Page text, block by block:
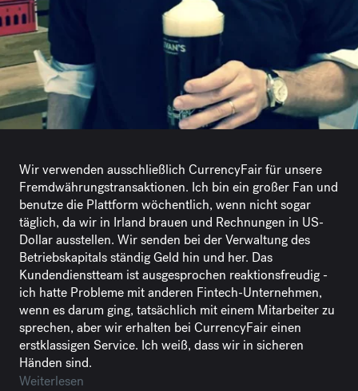
Wir verwenden ausschließlich CurrencyFair für unsere
Fremdwährungstransaktionen. Ich bin ein großer Fan und
benutze die Plattform wöchentlich, wenn nicht sogar
täglich, da wir in Irland brauen und Rechnungen in US-
Dollar ausstellen. Wir senden bei der Verwaltung des
Betriebskapitals ständig Geld hin und her. Das
Kundendienstteam ist ausgesprochen reaktionsfreudig -
ich hatte Probleme mit anderen Fintech-Unternehmen,
wenn es darum ging, tatsächlich mit einem Mitarbeiter zu
sprechen, aber wir erhalten bei CurrencyFair einen
erstklassigen Service. Ich weiß, dass wir in sicheren
Händen sind.
Weiterlesen